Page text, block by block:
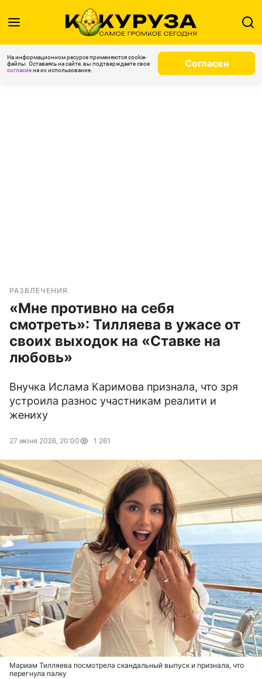
На информационном ресурсе применяются cookie-
файлы. Оставаясь на сайте, вы подтверждаете свое
согласиена их использование.
Согласен
РАЗВЛЕЧЕНИЯ
«Мне противно на себя
смотреть»: Тилляева в ужасе от
своих выходок на «Ставке на
любовь»
Внучка Ислама Каримова признала, что зря
устроила разнос участникам реалити и
жениху
27 июня 2026, 20:00 1 261
Мариам Тилляева посмотрела скандальный выпуск и признала, что
перегнула палку